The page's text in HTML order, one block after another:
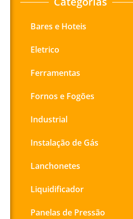
Bares e Hoteis
Eletrico
Ferramentas
Fornos e Fogões
Industrial
Instalação de Gás
Lanchonetes
Liquidificador
Panelas de Pressão